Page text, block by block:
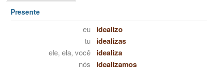
Presente
eu idealizo
tu idealizas
ele, ela, você idealiza
nós idealizamos